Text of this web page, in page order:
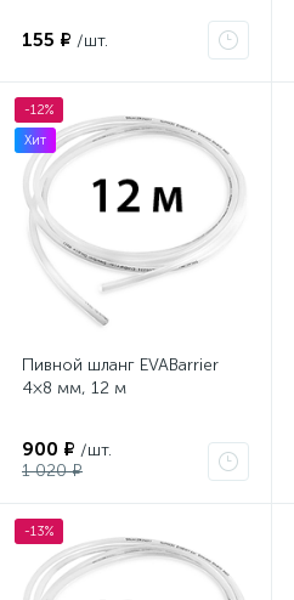
155 ₽ /шт.
-12%
Хит
Пивной шланг EVABarrier
4×8 мм, 12 м
900 ₽ /шт.
1 020 ₽
-13%